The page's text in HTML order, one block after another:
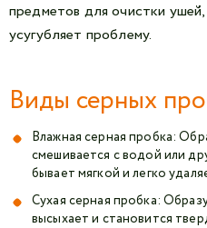
предметов для очистки
усугубляет проблему.
Виды серных
Влажная серная пробка:
смешивается с водой или
бывает мягкой и легко
Сухая серная пробка:
высыхает и становится